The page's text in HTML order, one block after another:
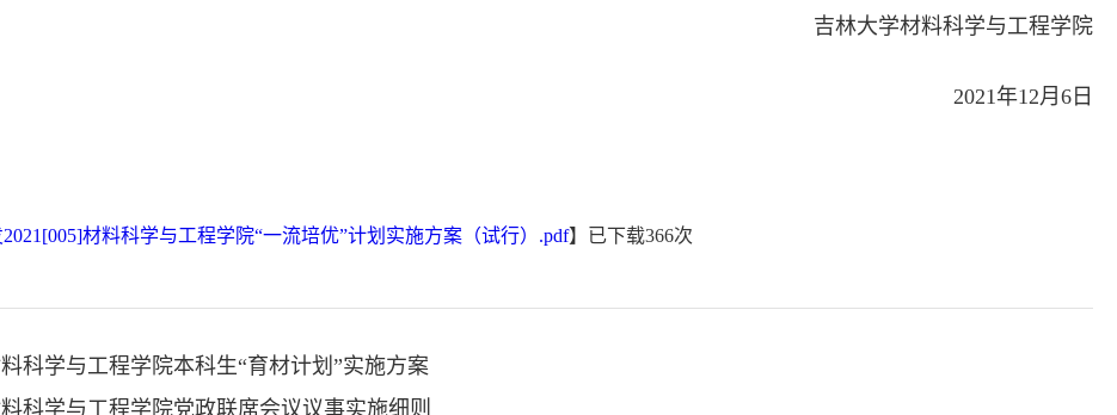
吉林大学材料科学与工程学院
2021年12月6日
材料科学与工程学院“一流培优”计划实施方案（试行）.pdf】已下载366次
科学与工程学院本科生“育材计划”实施方案
科学与工程学院党政联席会议议事实施细则